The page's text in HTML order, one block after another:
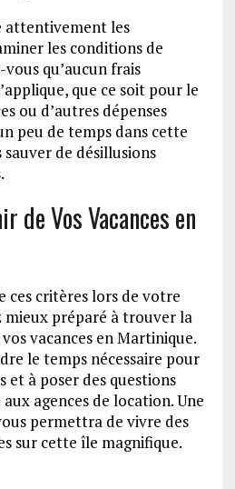
attentivement les
les conditions de
qu’aucun frais
que ce soit pour le
ou d’autres dépenses
peu de temps dans cette
de désillusions
de Vos Vacances en
ces critères lors de votre
mieux préparé à trouver la
vacances en Martinique.
le temps nécessaire pour
et à poser des questions
agences de location. Une
permettra de vivre des
sur cette île magnifique.